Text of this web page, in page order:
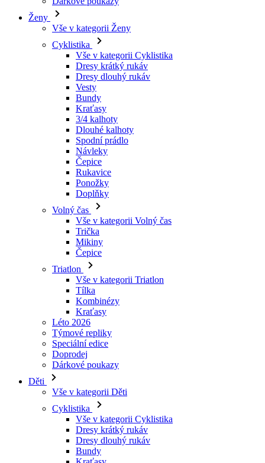
Ženy
Vše v kategorii Ženy
Cyklistika
Vše v kategorii Cyklistika
Dresy krátký rukáv
Dresy dlouhý rukáv
Vesty
Bundy
Kraťasy
3/4 kalhoty
Dlouhé kalhoty
Spodní prádlo
Návleky
Čepice
Rukavice
Ponožky
Doplňky
Volný čas
Vše v kategorii Volný čas
Trička
Mikiny
Čepice
Triatlon
Vše v kategorii Triatlon
Tílka
Kombinézy
Kraťasy
Léto 2026
Týmové repliky
Speciální edice
Doprodej
Dárkové poukazy
Děti
Vše v kategorii Děti
Cyklistika
Vše v kategorii Cyklistika
Dresy krátký rukáv
Dresy dlouhý rukáv
Bundy